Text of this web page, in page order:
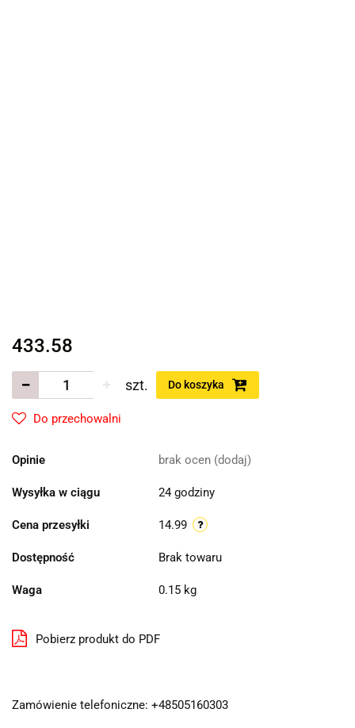
433.58
szt. Do koszyka
Do przechowalni
Opinie brak ocen (dodaj)
Wysyłka w ciągu 24 godziny
Cena przesyłki 14.99
Dostępność Brak towaru
Waga 0.15 kg
Pobierz produkt do PDF
Zamówienie telefoniczne: +48505160303